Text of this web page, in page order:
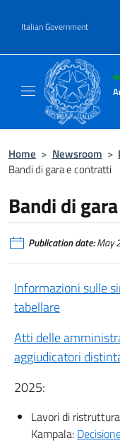
Italian Government
Header,
Home > Newsroom >
Bandi di gara e contratti
Bandi di
Publication date:May
Informazioni sulle
tabellare
Atti delle
aggiudicatori
2025:
Lavori di
Kampala: